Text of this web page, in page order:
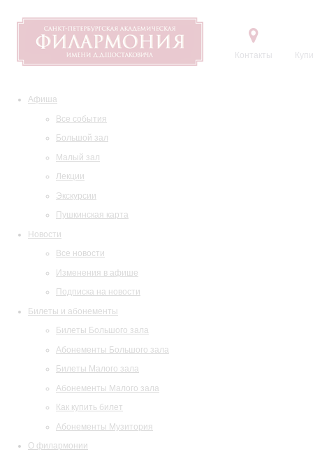
Контакты
Афиша
Все события
Большой зал
Малый зал
Лекции
Экскурсии
Пушкинская карта
Новости
Все новости
Изменения в афише
Подписка на новости
Билеты и абонементы
Билеты Большого зала
Абонементы Большого зала
Билеты Малого зала
Абонементы Малого зала
Как купить билет
Абонементы Музитория
О филармонии